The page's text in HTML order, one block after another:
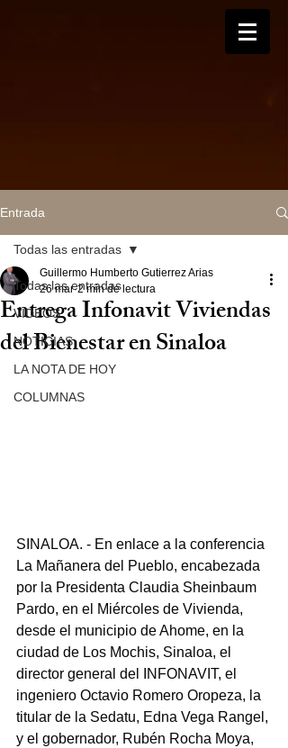
Entrada
Todas las entradas
VIDEOS
NOTICIAS
LA NOTA DE HOY
COLUMNAS
Todas las entradas
Entrega Infonavit Viviendas
del Bienestar en Sinaloa
Guillermo Humberto Gutierrez Arias
26 mar 2 min de lectura
SINALOA. - En enlace a la conferencia
La Mañanera del Pueblo, encabezada
por la Presidenta Claudia Sheinbaum
Pardo, en el Miércoles de Vivienda,
desde el municipio de Ahome, en la
ciudad de Los Mochis, Sinaloa, el
director general del INFONAVIT, el
ingeniero Octavio Romero Oropeza, la
titular de la Sedatu, Edna Vega Rangel,
y el gobernador, Rubén Rocha Moya,